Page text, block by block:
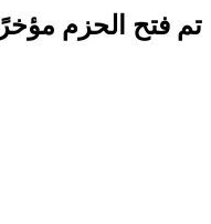
تم فتح الحزم مؤخرًا